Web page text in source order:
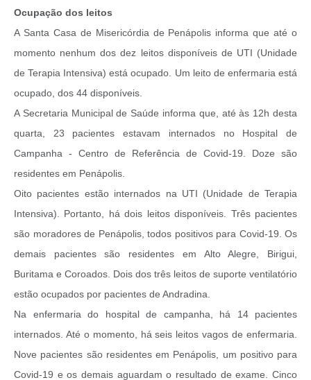
Ocupação dos leitos
A Santa Casa de Misericórdia de Penápolis informa que até o
momento nenhum dos dez leitos disponíveis de UTI (Unidade
de Terapia Intensiva) está ocupado. Um leito de enfermaria está
ocupado, dos 44 disponíveis.
A Secretaria Municipal de Saúde informa que, até às 12h desta
quarta, 23 pacientes estavam internados no Hospital de
Campanha - Centro de Referência de Covid-19. Doze são
residentes em Penápolis.
Oito pacientes estão internados na UTI (Unidade de Terapia
Intensiva). Portanto, há dois leitos disponíveis. Três pacientes
são moradores de Penápolis, todos positivos para Covid-19. Os
demais pacientes são residentes em Alto Alegre, Birigui,
Buritama e Coroados. Dois dos três leitos de suporte ventilatório
estão ocupados por pacientes de Andradina.
Na enfermaria do hospital de campanha, há 14 pacientes
internados. Até o momento, há seis leitos vagos de enfermaria.
Nove pacientes são residentes em Penápolis, um positivo para
Covid-19 e os demais aguardam o resultado de exame. Cinco